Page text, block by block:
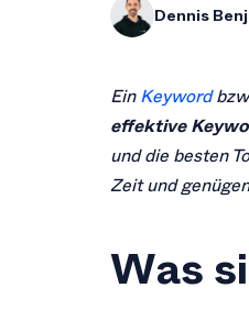
Dennis
EinKeyword
effektive
und die besten
Zeit und
Was